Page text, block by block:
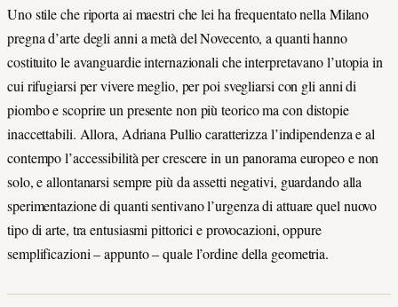
Uno stile che riporta ai maestri che lei ha frequentato nella Milano
pregna d’arte degli anni a metà del Novecento, a quanti hanno
costituito le avanguardie internazionali che interpretavano l’utopia in
cui rifugiarsi per vivere meglio, per poi svegliarsi con gli anni di
piombo e scoprire un presente non più teorico ma con distopie
inaccettabili. Allora, Adriana Pullio caratterizza l’indipendenza e al
contempo l’accessibilità per crescere in un panorama europeo e non
solo, e allontanarsi sempre più da assetti negativi, guardando alla
sperimentazione di quanti sentivano l’urgenza di attuare quel nuovo
tipo di arte, tra entusiasmi pittorici e provocazioni, oppure
semplificazioni – appunto – quale l’ordine della geometria.